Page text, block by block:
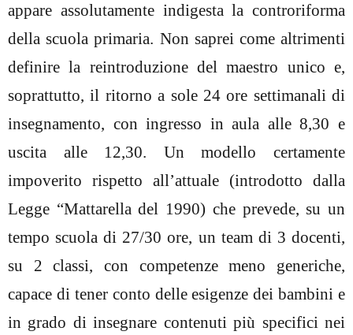
appare assolutamente indigesta la controriforma
della scuola primaria. Non saprei come altrimenti
definire la reintroduzione del maestro unico e,
soprattutto, il ritorno a sole 24 ore settimanali di
insegnamento, con ingresso in aula alle 8,30 e
uscita alle 12,30. Un modello certamente
impoverito rispetto all’attuale (introdotto dalla
Legge “Mattarella del 1990) che prevede, su un
tempo scuola di 27/30 ore, un team di 3 docenti,
su 2 classi, con competenze meno generiche,
capace di tener conto delle esigenze dei bambini e
in grado di insegnare contenuti più specifici nei